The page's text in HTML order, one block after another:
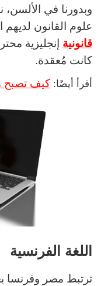
وبدورنا في
علوم القانون
قانونية إنجليزية
كانت مُعقدة.
أقرأ أيضًا: كيف تصبح
اللغة الفرنسية
ترتبط مصر وفرنسا